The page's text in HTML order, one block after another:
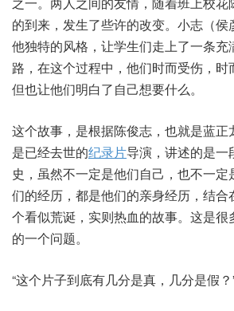
的到来，发生了些许的改变。小志（侯
他独特的风格，让学生们走上了一条充
路，在这个过程中，他们时而受伤，时
但也让他们明白了自己想要什么。
这个故事，是根据陈俊志，也就是蓝
是已经去世的纪录片导演，讲述的是一
史，虽然不一定是他们自己，也不一
们的经历，都是他们的亲身经历，结
个看似荒诞，实则热血的故事。这是很
的一个问题。
“这个片子到底有几分是真，几分是假？